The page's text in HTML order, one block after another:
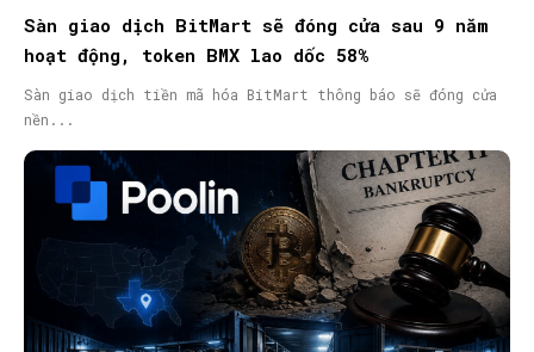
Sàn giao dịch BitMart sẽ đóng cửa sau 9 năm
hoạt động, token BMX lao dốc 58%
Sàn giao dịch tiền mã hóa BitMart thông báo sẽ đóng cửa
nền...